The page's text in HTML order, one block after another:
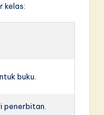
kelas:
buku.
penerbitan.